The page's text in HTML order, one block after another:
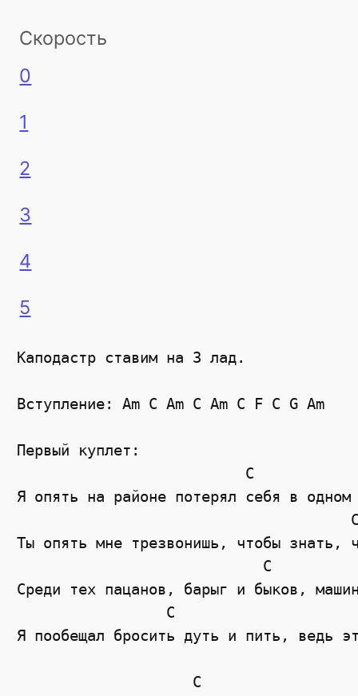
Скорость
0
1
2
3
4
5
Каподастр ставим на 3 лад.
Вступление: Am C Am C Am C F C G Am
Первый куплет:
C
Я опять на районе потерял себя в
Ты опять мне трезвонишь, чтобы знать,
C
Среди тех пацанов, барыг и быков,
C
Я пообещал бросить дуть и пить, ведь
C